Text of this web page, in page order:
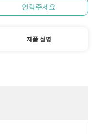
연락주세요
제품 설명